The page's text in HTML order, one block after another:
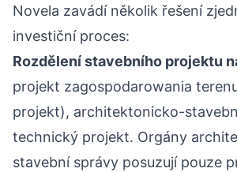
Novela zavádí několik řešení
investiční proces:
Rozdělení stavebního projektu
projekt zagospodarowania
projekt), architektonicko-
technický projekt. Orgány
stavební správy posuzují pouze